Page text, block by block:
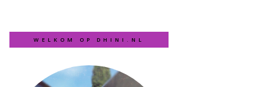
WELKOM OP DHINI.NL